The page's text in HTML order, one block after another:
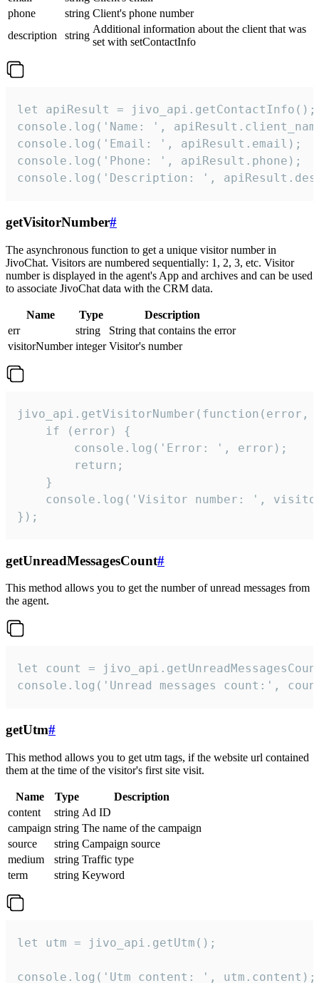
phone
string Client's phone number
description
string
Additional information about the client that was
set with setContactInfo
let apiResult = jivo_api.getContactInfo();
console.log('Name: ',
console.log('Email: ', apiResult.email);
console.log('Phone: ', apiResult.phone);
console.log('Description: ',
getVisitorNumber#
The asynchronous function to get a unique visitor number in
JivoChat. Visitors are numbered sequentially: 1, 2, 3, etc. Visitor
number is displayed in the agent's App and archives and can be used
to associate JivoChat data with the CRM data.
Name Type
Description
err
string
String that contains the error
visitorNumber integer Visitor's number
jivo_api.getVisitorNumber(function(error,
    if (error) {
        console.log('Error: ', error);
        return;
    }
console.log('Visitor number: ',
});
getUnreadMessagesCount#
This method allows you to get the number of unread messages from
the agent.
let count =
console.log('Unread messages count:',
getUtm#
This method allows you to get utm tags, if the website url contained
them at the time of the visitor's first site visit.
Name Type
Description
content
string Ad ID
campaign string The name of the campaign
source
string Campaign source
medium
string Traffic type
term
string Keyword
let utm = jivo_api.getUtm();
console.log('Utm content: ', utm.content);